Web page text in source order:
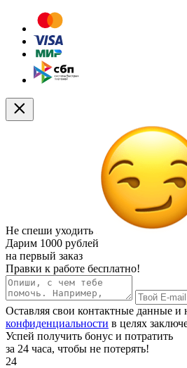
Не спеши уходить
Дарим 1000 рублей
на первый заказ
Правки к работе бесплатно!
Оставляя свои контактные данные
конфиденциальности в целях
Успей получить бонус и потратить
за 24 часа, чтобы не потерять!
24